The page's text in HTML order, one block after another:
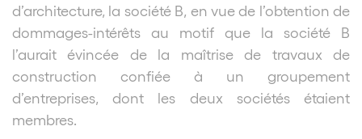
d’architecture, la société B, en vue de l’obtention de
dommages-intérêts au motif que la société B
l’aurait évincée de la maîtrise de travaux de
construction confiée à un groupement
d’entreprises, dont les deux sociétés étaient
membres.